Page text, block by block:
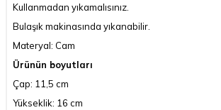
Kullanmadan yıkamalısınız.
Bulaşık makinasında yıkanabilir.
Materyal: Cam
Ürünün boyutları
Çap: 11,5 cm
Yükseklik: 16 cm